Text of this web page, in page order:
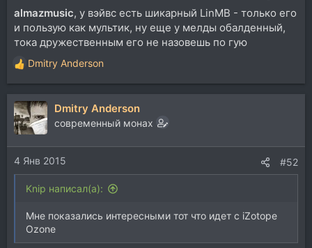
almazmusic, у вэйвс есть шикарный LinMB - только его
и пользую как мультик, ну еще у мелды обалденный,
тока дружественным его не назовешь по гую
Р
е
а
к
ц
и
и
:
Dmitry Anderson
Dmitry Anderson
современный монах
4 Янв 2015 #52
Knip написал(а):
Мне показались интересными тот что идет с iZotope
Ozone